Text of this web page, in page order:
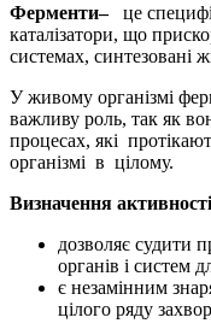
Ферменти–це
каталізатори, що
системах, синтезовані
У живому організмі
важливу роль, так як
процесах, які
організмі в цілому.
Визначення
дозволяє судити
органів і систем
є незамінним
цілого ряду